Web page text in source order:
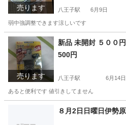
売ります 八王子駅 6月9日
弱中強調整できます涼しいです
神奈川 厚木市 八王子駅 その他
売ります
新品 未開封 ５００円
500円
八王子駅 6月14日
あると便利です 値引きしてません
八王子駅 防災、
８月2日日曜日伊勢